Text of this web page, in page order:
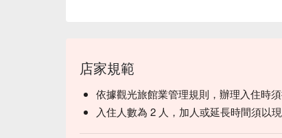
店家規範
依據觀光旅館業管理規則，辦理入住時
入住人數為 2 人，加人或延長時間須以現